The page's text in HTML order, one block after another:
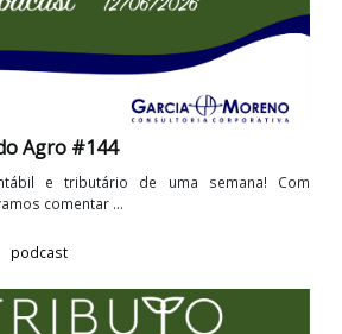
do Agro #145
contábil e tributário de uma semana!
vamos comentar ...
podcast